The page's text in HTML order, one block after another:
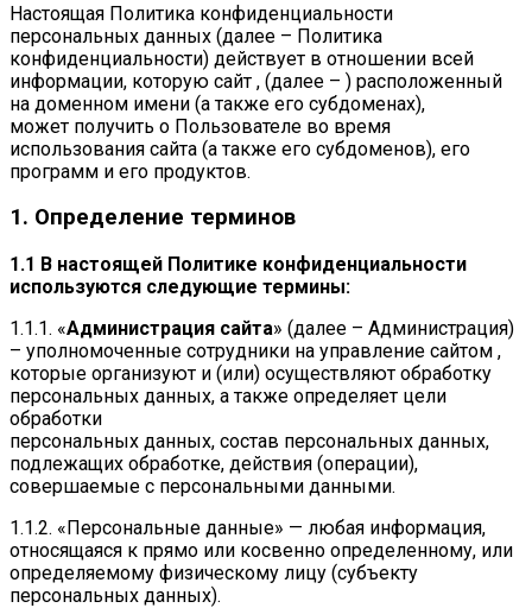
Настоящая Политика конфиденциальности
персональных данных (далее – Политика
конфиденциальности) действует в отношении всей
информации, которую сайт , (далее – ) расположенный
на доменном имени (а также его субдоменах),
может получить о Пользователе во время
использования сайта (а также его субдоменов), его
программ и его продуктов.
1. Определение терминов
1.1 В настоящей Политике конфиденциальности
используются следующие термины:
1.1.1. «Администрация сайта» (далее – Администрация)
– уполномоченные сотрудники на управление сайтом ,
которые организуют и (или) осуществляют обработку
персональных данных, а также определяет цели
обработки
персональных данных, состав персональных данных,
подлежащих обработке, действия (операции),
совершаемые с персональными данными.
1.1.2. «Персональные данные» — любая информация,
относящаяся к прямо или косвенно определенному, или
определяемому физическому лицу (субъекту
персональных данных).